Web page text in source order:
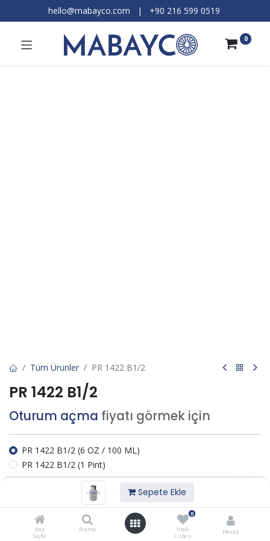
Sepete Ekle
Ana
Sayfa
Arama
0
İstek
Listesi
Hesap
hello@mabayco.com | +90 216 599 0519​
0
Tüm Ürünler PR 1422 B1/2
PR 1422 B1/2
Oturum açma fiyatı görmek için
PR 1422 B1/2 (6 OZ / 100 ML)
PR 1422 B1/2 (1 Pint)
İstek listesine ekle
Bize Ulaşın